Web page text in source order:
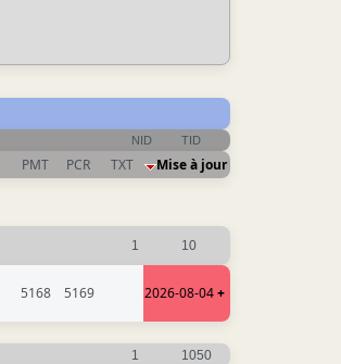
NID TID
PMT PCR TXT Mise à jour
1 10
5168 5169 2026-08-04+
1 1050